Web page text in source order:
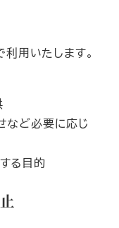
用いたします。
など必要に応じ
る目的